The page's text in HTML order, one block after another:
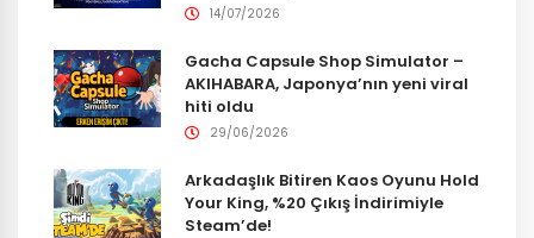
14/07/2026
Gacha Capsule Shop Simulator –
AKIHABARA, Japonya’nın yeni viral
hiti oldu
29/06/2026
Arkadaşlık Bitiren Kaos Oyunu Hold
Your King, %20 Çıkış İndirimiyle
Steam’de!